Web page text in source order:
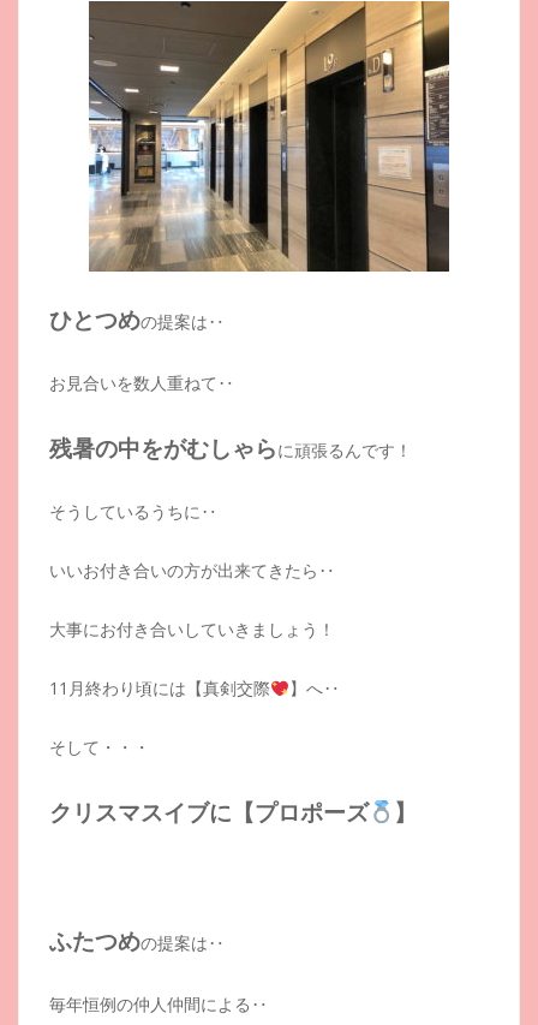
ひとつめの提案は‥
お見合いを数人重ねて‥
残暑の中をがむしゃらに頑張るんです！
そうしているうちに‥
いいお付き合いの方が出来てきたら‥
大事にお付き合いしていきましょう！
11月終わり頃には【真剣交際 】へ‥
そして・・・
クリスマスイブに【プロポーズ 】
ふたつめの提案は‥
毎年恒例の仲人仲間による‥